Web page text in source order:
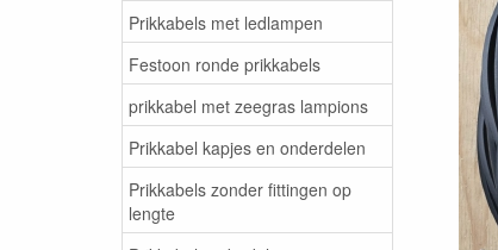
Prikkabels met ledlampen
Festoon ronde prikkabels
prikkabel met zeegras lampions
Prikkabel kapjes en onderdelen
Prikkabels zonder fittingen op
lengte